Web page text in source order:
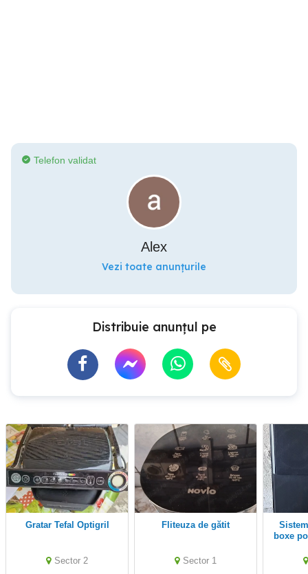
Telefon validat
Alex
Vezi toate anunțurile
Distribuie anunțul pe
Gratar Tefal Optigril
Sector 2
Fliteuza de gătit
Sector 1
Sistem Sony 5.1 cu 2
boxe